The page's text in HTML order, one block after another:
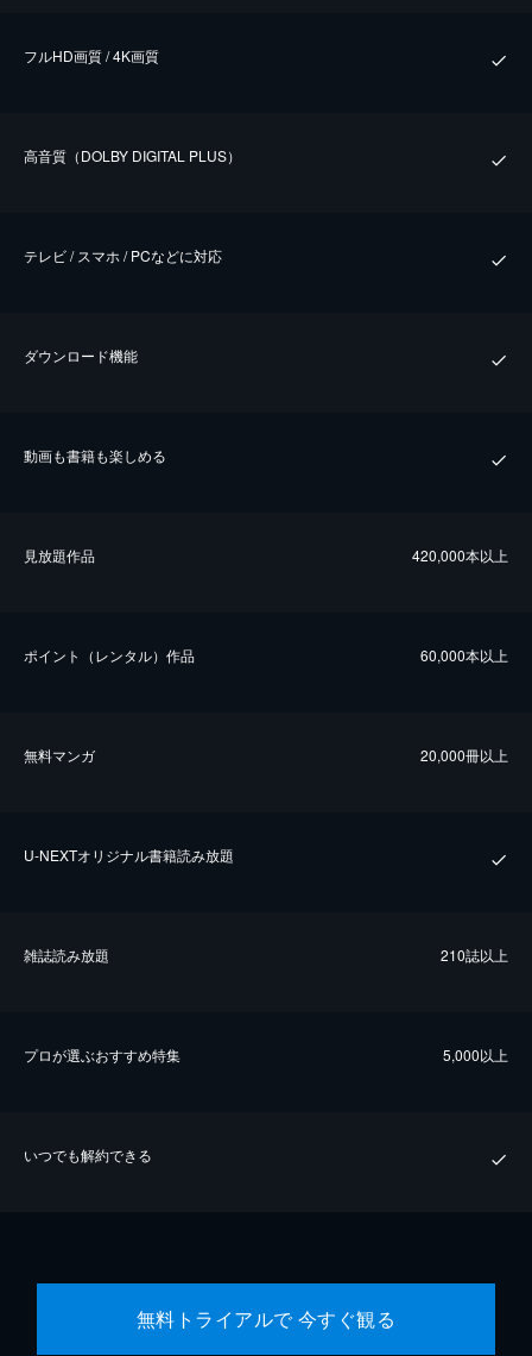
フルHD画質 / 4K画質
⾼⾳質（DOLBY DIGITAL PLUS）
テレビ / スマホ / PCなどに対応
ダウンロード機能
動画も書籍も楽しめる
⾒放題作品 420,000本以上
ポイント（レンタル）作品 60,000本以上
無料マンガ 20,000冊以上
U-NEXTオリジナル書籍読み放題
雑誌読み放題 210誌以上
プロが選ぶおすすめ特集 5,000以上
いつでも解約できる
無料トライアルで 今すぐ観る